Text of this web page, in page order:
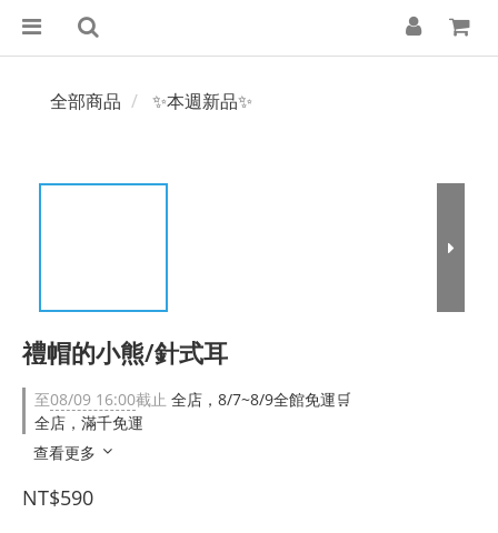
全部商品 ✨本週新品✨
禮帽的小熊/針式耳
至08/09 16:00截止 全店，8/7~8/9全館免運🛒
全店，滿千免運
查看更多
NT$590